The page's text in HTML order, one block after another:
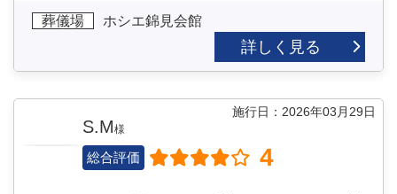
葬儀場 ホシエ錦見会館
詳しく見る
施行日：2026年03月29日
S.M様
総合評価 4